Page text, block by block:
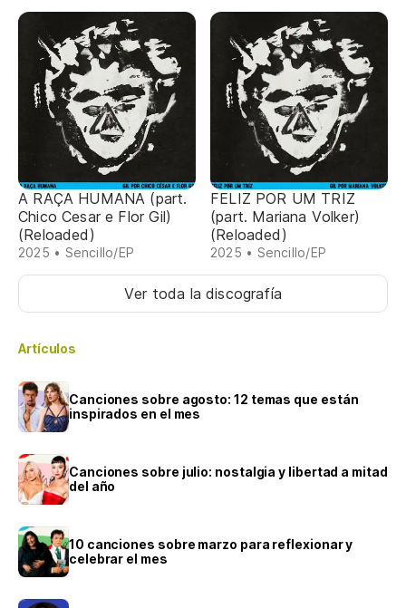
A RAÇA HUMANA (part.
Chico Cesar e Flor Gil)
(Reloaded)
2025 • Sencillo/EP
FELIZ POR UM TRIZ
(part. Mariana Volker)
(Reloaded)
2025 • Sencillo/EP
Ver toda la discografía
Artículos
Canciones sobre agosto: 12 temas que están
inspirados en el mes
Canciones sobre julio: nostalgia y libertad a mitad
del año
10 canciones sobre marzo para reflexionar y
celebrar el mes